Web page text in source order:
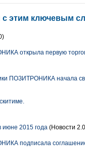
с этим ключевым
открыла первую
ПОЗИТРОНИКА начала
2015 года (Новости
подписала